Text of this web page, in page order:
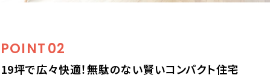
POINT02
19坪で広々快適！無駄のない賢いコンパクト住宅